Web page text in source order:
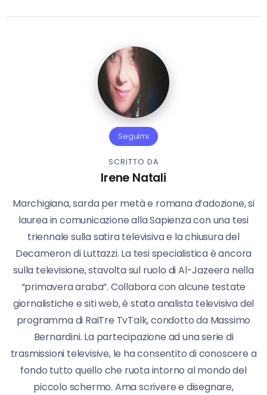
Seguimi
SCRITTO DA
Irene Natali
Marchigiana, sarda per metà e romana d’adozione, si
laurea in comunicazione alla Sapienza con una tesi
triennale sulla satira televisiva e la chiusura del
Decameron di Luttazzi. La tesi specialistica è ancora
sulla televisione, stavolta sul ruolo di Al-Jazeera nella
“primavera araba”. Collabora con alcune testate
giornalistiche e siti web, è stata analista televisiva del
programma di RaiTre TvTalk, condotto da Massimo
Bernardini. La partecipazione ad una serie di
trasmissioni televisive, le ha consentito di conoscere a
fondo tutto quello che ruota intorno al mondo del
piccolo schermo. Ama scrivere e disegnare,